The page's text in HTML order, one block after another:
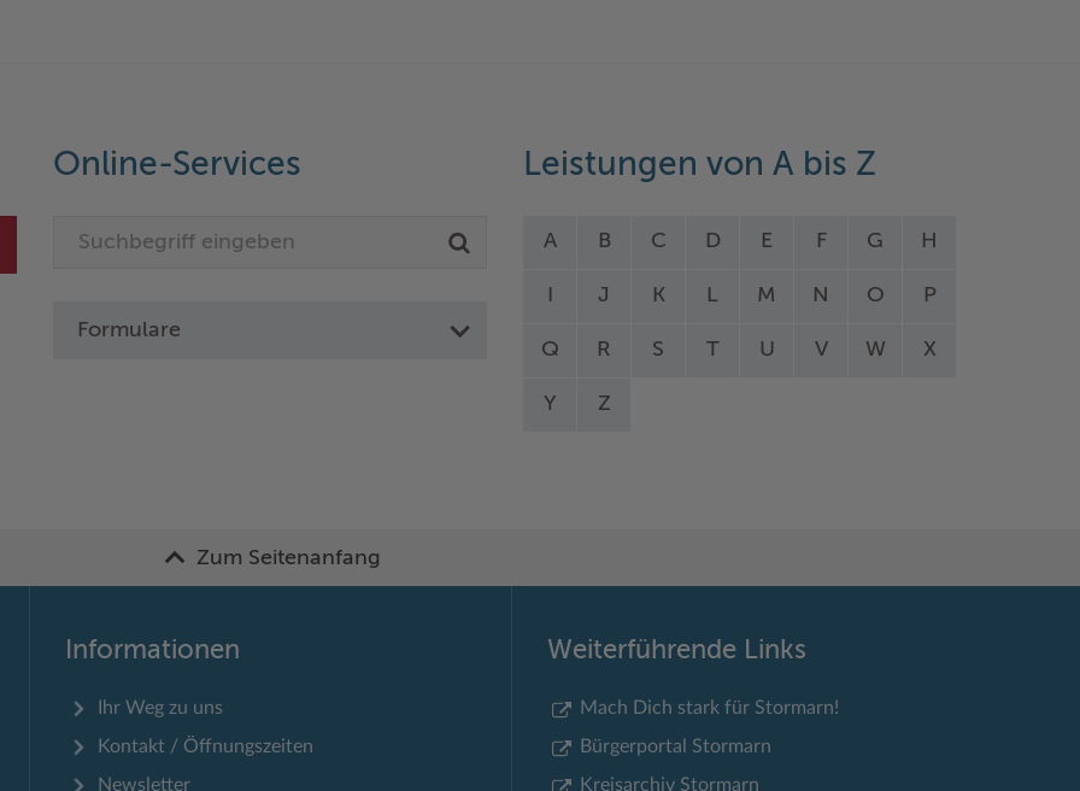
Online-Services
Formulare
Leistungen von A bis Z
A B C D E F G H
J K L M N O P
Q R S T U V W X
Y Z
Zum Seitenanfang
Informationen
Ihr Weg zu uns
Kontakt / Öffnungszeiten
Newsletter
Weiterführende Links
Mach Dich stark für Stormarn!
Bürgerportal Stormarn
Kreisarchiv Stormarn